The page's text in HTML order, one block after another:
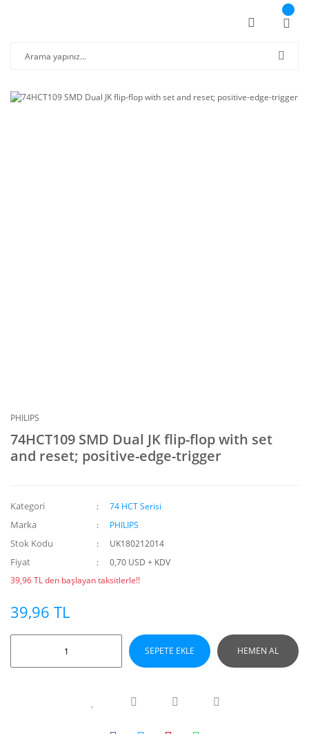
PHILIPS
74HCT109 SMD Dual JK flip-flop with set
and reset; positive-edge-trigger
Kategori 74 HCT Serisi
Marka PHILIPS
Stok Kodu UK180212014
Fiyat
0,70 USD + KDV
39,96 TL den başlayan taksitlerle!!
39,96 TL
SEPETE EKLE HEMEN AL